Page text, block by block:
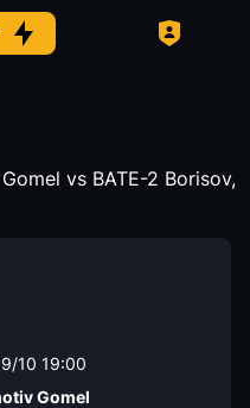
vs BATE-2 Borisov,
10 19:00
Gomel